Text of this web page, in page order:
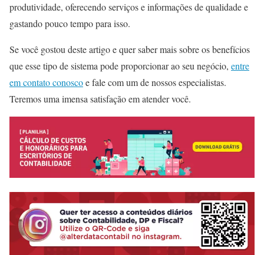
produtividade, oferecendo serviços e informações de qualidade e
gastando pouco tempo para isso.
Se você gostou deste artigo e quer saber mais sobre os benefícios
que esse tipo de sistema pode proporcionar ao seu negócio, entre
em contato conoscoe fale com um de nossos especialistas.
Teremos uma imensa satisfação em atender você.